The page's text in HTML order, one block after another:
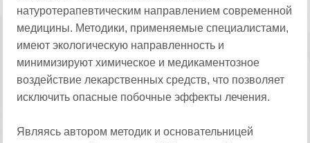
натуротерапевтическим направлением современной
медицины. Методики, применяемые специалистами,
имеют экологическую направленность и
минимизируют химическое и медикаментозное
воздействие лекарственных средств, что позволяет
исключить опасные побочные эффекты лечения.
Являясь автором методик и основательницей